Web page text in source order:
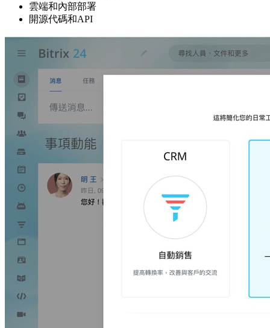
雲端和內部部署
開源代碼和API